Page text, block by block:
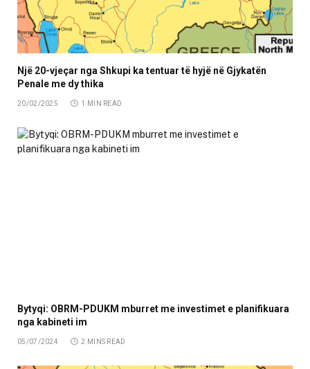
Një 20-vjeçar nga Shkupi ka tentuar të hyjë në Gjykatën
Penale me dy thika
20/02/2025 1 MIN READ
Bytyqi: OBRM-PDUKM mburret me investimet e planifikuara
nga kabineti im
05/07/2024 2 MINS READ